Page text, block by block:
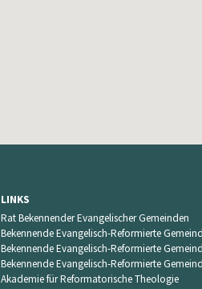
LINKS
Rat Bekennender Evangelischer Gemeinden
Bekennende Evangelisch-Reformierte
Bekennende Evangelisch-Reformierte
Bekennende Evangelisch-Reformierte
Akademie für Reformatorische Theologie